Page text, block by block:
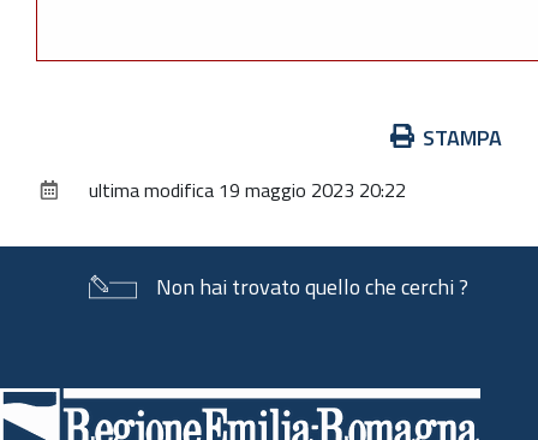
documento
STAMPA
ultima modifica 19 maggio 2023 20:22
Non hai trovato quello che cerchi ?
di